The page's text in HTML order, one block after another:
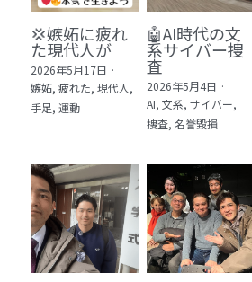
💢嫉妬に疲れ
た現代人が
2026年5月17日 ·
嫉妬, 疲れた, 現代人,
手足, 運動
🤖AI時代の文
系サイバー捜
査
2026年5月4日 ·
AI, 文系, サイバー,
捜査, 名誉毀損